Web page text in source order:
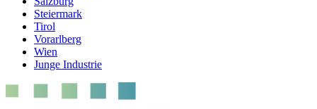
Steiermark
Tirol
Vorarlberg
Wien
Junge Industrie